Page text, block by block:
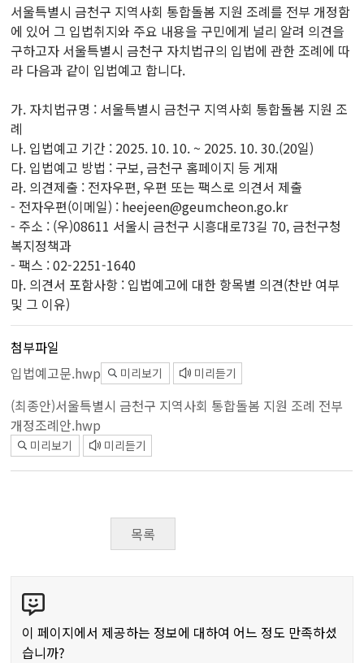
서울특별시 금천구 지역사회 통합돌봄 지원 조례를 전부 개정함
에 있어 그 입법취지와 주요 내용을 구민에게 널리 알려 의견을
구하고자 서울특별시 금천구 자치법규의 입법에 관한 조례에 따
라 다음과 같이 입법예고 합니다.
가. 자치법규명 : 서울특별시 금천구 지역사회 통합돌봄 지원 조
례
나. 입법예고 기간 : 2025. 10. 10. ~ 2025. 10. 30.(20일)
다. 입법예고 방법 : 구보, 금천구 홈페이지 등 게재
라. 의견제출 : 전자우편, 우편 또는 팩스로 의견서 제출
- 전자우편(이메일) : heejeen@geumcheon.go.kr
- 주소 : (우)08611 서울시 금천구 시흥대로73길 70, 금천구청
복지정책과
- 팩스 : 02-2251-1640
마. 의견서 포함사항 : 입법예고에 대한 항목별 의견(찬반 여부
및 그 이유)
첨부파일
입법예고문.hwp
미리보기 미리듣기
(최종안)서울특별시 금천구 지역사회 통합돌봄 지원 조례 전부
개정조례안.hwp
미리보기 미리듣기
목록
텐
츠
만
이 페이지에서 제공하는 정보에 대하여 어느 정도 만족하셨
습니까?